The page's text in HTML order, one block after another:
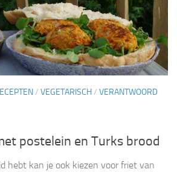
/ VEGETARISCH/ VERANTWOORD
postelein en Turks brood
hebt kan je ook kiezen voor friet van